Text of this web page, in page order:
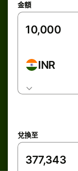
金額
INR
兌換至